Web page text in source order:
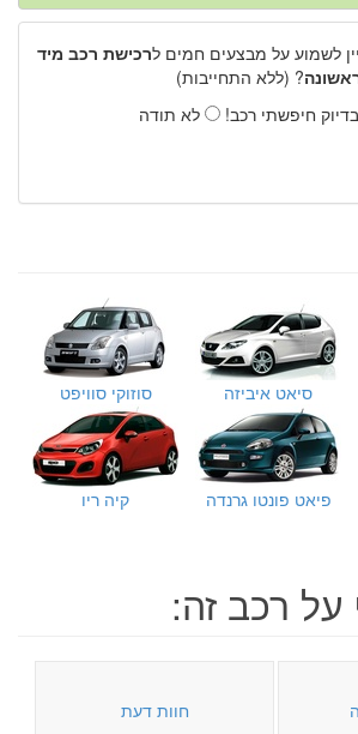
לשמוע על מבצעים חמים לרכישת רכב מיד
? (ללא התחייבות)
חיפשתי רכב!
לא תודה
סיאט איביזה סוזוקי סוויפט
פיאט פונטו גרנדה קיה ריו
על רכב זה:
חוות דעת